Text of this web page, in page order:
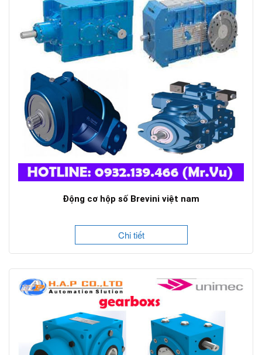
Động cơ hộp số Brevini việt nam
Chi tiết